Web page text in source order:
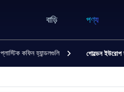
বাড়ি পণ্য
প্লাস্টিক কফিন হ্যান্ডলগুলি গোল্ডেন ইউরোপ